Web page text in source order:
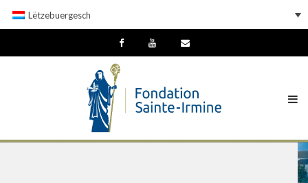
Lëtzebuergesch